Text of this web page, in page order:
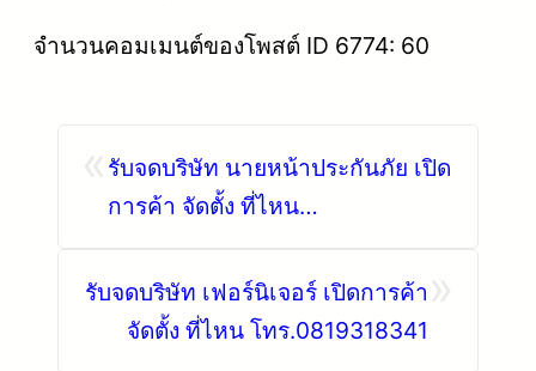
จำนวนคอมเมนต์ของโพสต์ ID 6774: 60
รับจดบริษัท นายหน้าประกันภัย เปิด
การค้า จัดตั้ง ที่ไหน
รับจดบริษัท เฟอร์นิเจอร์ เปิดการค้า
จัดตั้ง ที่ไหน โทร.0819318341